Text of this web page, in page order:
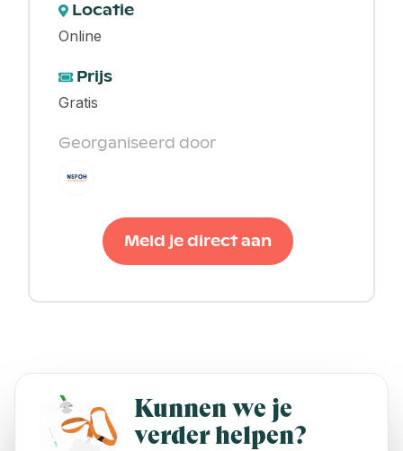
Locatie
Online
Prijs
Gratis
Georganiseerd door
Meld je direct aan
Kunnen we je
verder helpen?